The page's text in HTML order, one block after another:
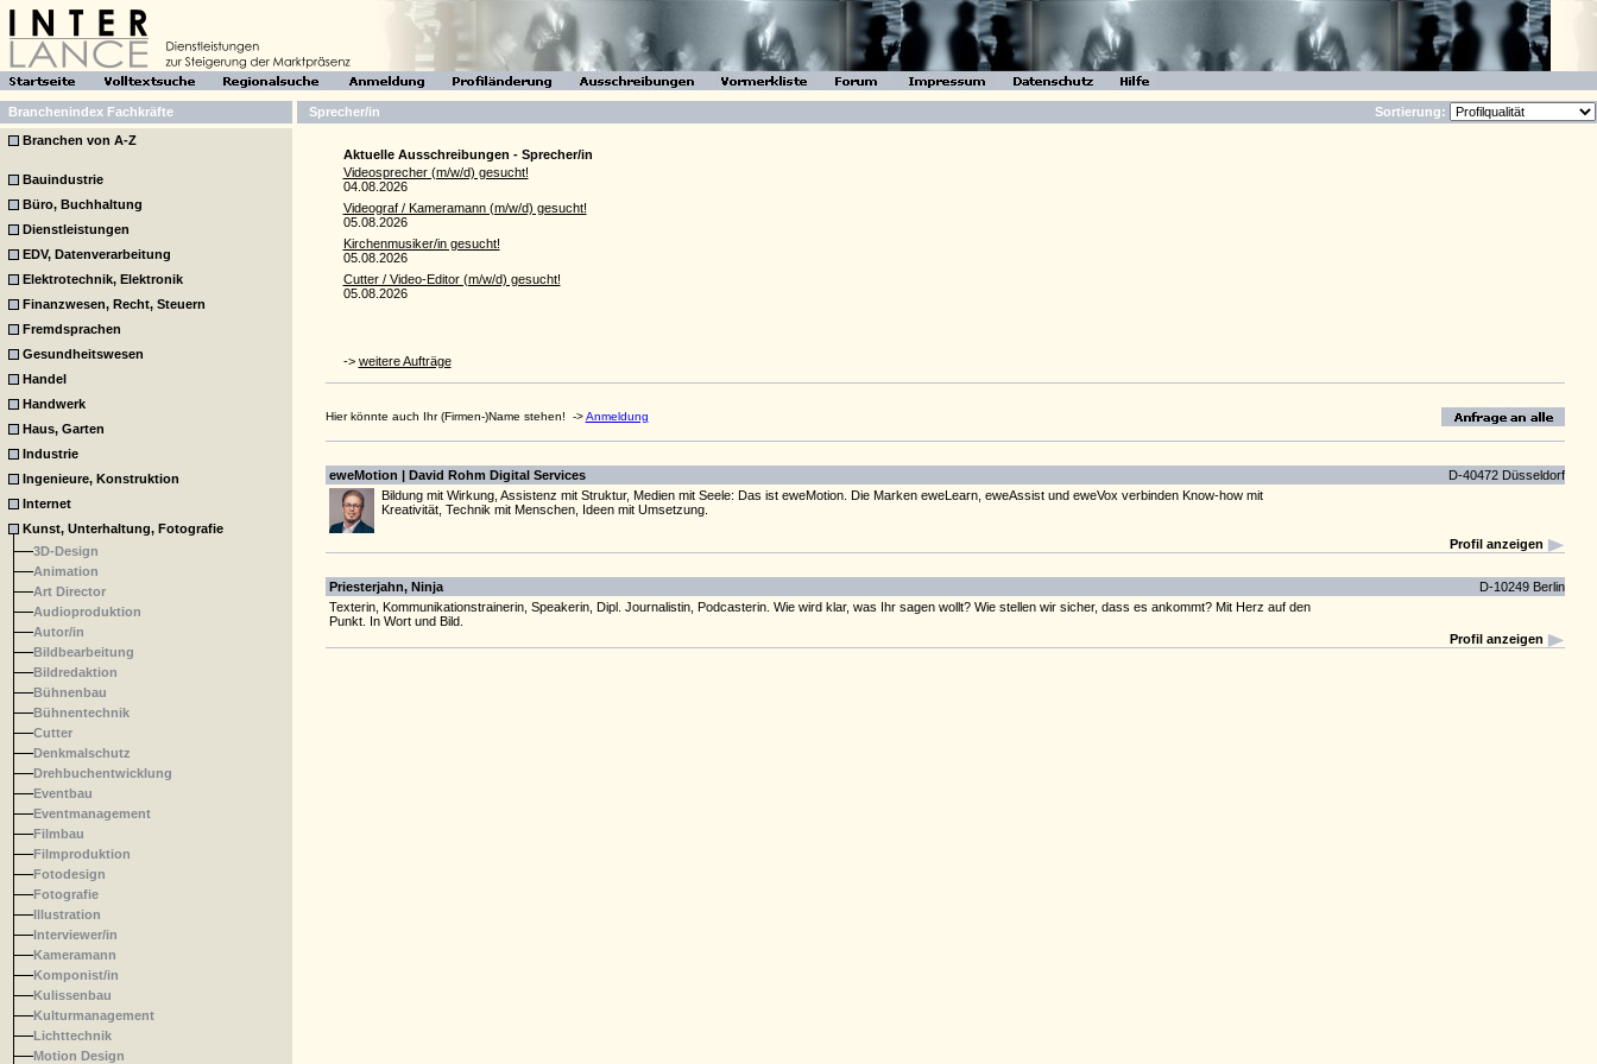
Branchenindex Fachkräfte Sprecher/in
Sortierung:
Branchen von A-Z
Bauindustrie
Büro, Buchhaltung
Dienstleistungen
EDV, Datenverarbeitung
Elektrotechnik, Elektronik
Finanzwesen, Recht, Steuern
Fremdsprachen
Gesundheitswesen
Handel
Handwerk
Haus, Garten
Industrie
Ingenieure, Konstruktion
Internet
Kunst, Unterhaltung, Fotografie
3D-Design
Animation
Art Director
Audioproduktion
Autor/in
Bildbearbeitung
Bildredaktion
Bühnenbau
Bühnentechnik
Cutter
Denkmalschutz
Drehbuchentwicklung
Eventbau
Eventmanagement
Filmbau
Filmproduktion
Fotodesign
Fotografie
Illustration
Interviewer/in
Kameramann
Komponist/in
Kulissenbau
Kulturmanagement
Lichttechnik
Motion Design
Aktuelle Ausschreibungen - Sprecher/in
Videosprecher (m/w/d) gesucht!
04.08.2026
Videograf / Kameramann (m/w/d) gesucht!
05.08.2026
Kirchenmusiker/in gesucht!
05.08.2026
Cutter / Video-Editor (m/w/d) gesucht!
05.08.2026
-> weitere Aufträge
Hier könnte auch Ihr (Firmen-)Name stehen! ->Anmeldung
eweMotion | David Rohm Digital Services
D-40472 Düsseldorf
Bildung mit Wirkung, Assistenz mit Struktur, Medien mit Seele: Das ist eweMotion. Die Marken eweLearn, eweAssist und eweVox verbinden Know-how mit
Kreativität, Technik mit Menschen, Ideen mit Umsetzung.
Profil anzeigen
Priesterjahn, Ninja
D-10249 Berlin
Texterin, Kommunikationstrainerin, Speakerin, Dipl. Journalistin, Podcasterin. Wie wird klar, was Ihr sagen wollt? Wie stellen wir sicher, dass es ankommt? Mit Herz auf den
Punkt. In Wort und Bild.
Profil anzeigen